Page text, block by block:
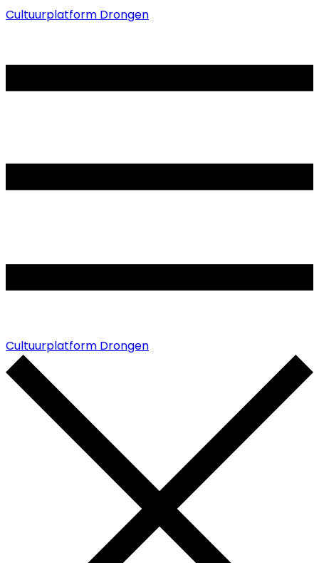
Cultuurplatform Drongen
Cultuurplatform Drongen